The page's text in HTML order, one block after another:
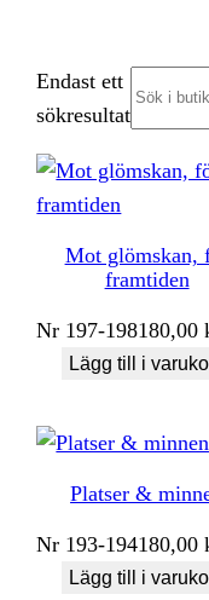
Endast ett
sökresultat
Mot glömskan,
framtiden
Nr 197-198180,00
Lägg till i
Platser &
Nr 193-194180,00
Lägg till i